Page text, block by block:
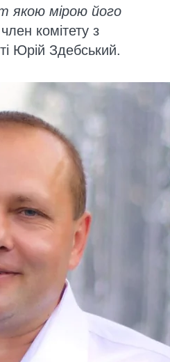
якою мірою його
комітету з
Юрій Здебський.